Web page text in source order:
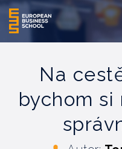
Na
bychom